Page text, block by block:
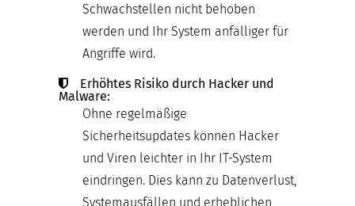
Schwachstellen nicht behoben
werden und Ihr System anfälliger für
Angriffe wird.
Erhöhtes Risiko durch Hacker und
Malware:
Ohne regelmäßige
Sicherheitsupdates können Hacker
und Viren leichter in Ihr IT-System
eindringen. Dies kann zu Datenverlust,
Systemausfällen und erheblichen